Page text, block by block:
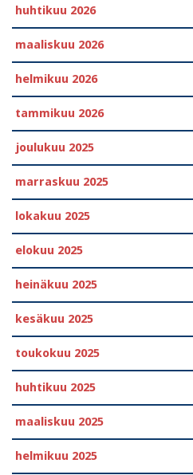
huhtikuu 2026
maaliskuu 2026
helmikuu 2026
tammikuu 2026
joulukuu 2025
marraskuu 2025
lokakuu 2025
elokuu 2025
heinäkuu 2025
kesäkuu 2025
toukokuu 2025
huhtikuu 2025
maaliskuu 2025
helmikuu 2025